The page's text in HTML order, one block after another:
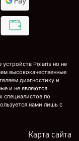
Polaris но не
высококачественные
диагностику и
и не являются
специалистов по
нами лишь с
Карта сайта